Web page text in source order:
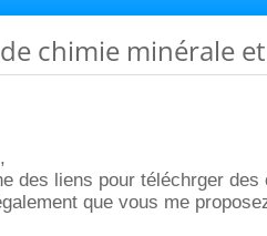
chimie minérale
des liens pour téléchrger
que vous me